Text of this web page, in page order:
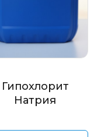
Гипохлорит
Натрия